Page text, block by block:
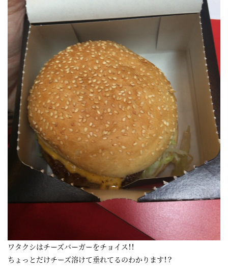
ワタクシはチーズバーガーをチョイス！！
ちょっとだけチーズ溶けて垂れてるのわかります！？